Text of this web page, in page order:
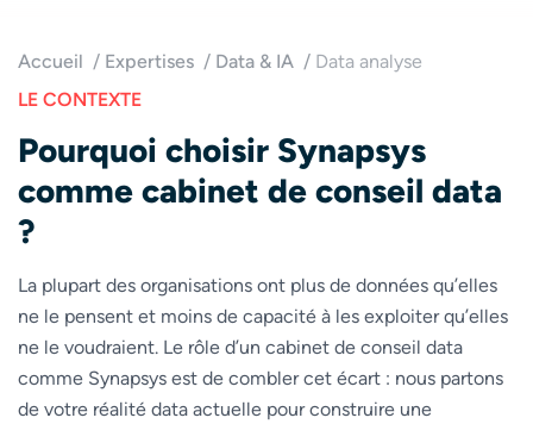
Accueil Expertises Data & IA
Data analyse
LE CONTEXTE
Pourquoi choisir Synapsys
comme cabinet de conseil data
?
La plupart des organisations ont plus de données qu’elles
ne le pensent et moins de capacité à les exploiter qu’elles
ne le voudraient. Le rôle d’un cabinet de conseil data
comme Synapsys est de combler cet écart : nous partons
de votre réalité data actuelle pour construire une